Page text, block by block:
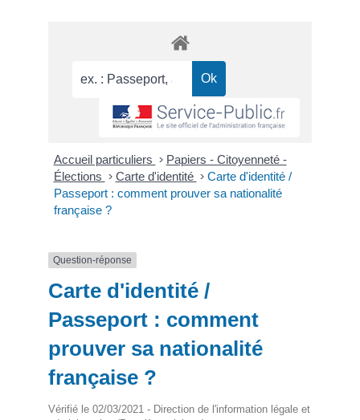
Accueil particuliers > Papiers - Citoyenneté -
Élections > Carte d'identité > Carte d'identité /
Passeport : comment prouver sa nationalité
française ?
Question-réponse
Carte d'identité /
Passeport : comment
prouver sa nationalité
française ?
Vérifié le 02/03/2021 - Direction de l'information légale et